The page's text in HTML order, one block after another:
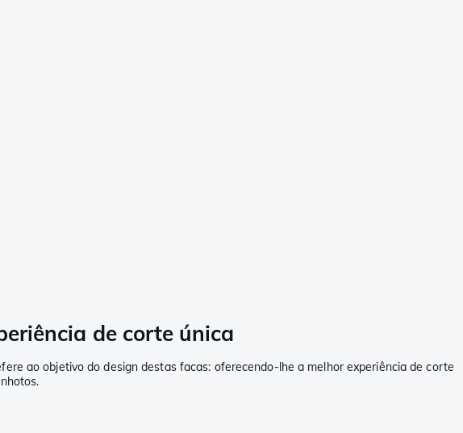
de corte única
ao objetivo do design destas facas: oferecendo-lhe a melhor experiência de corte